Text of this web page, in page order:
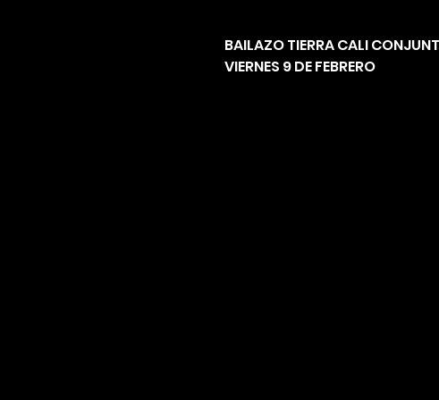
BAILAZO TIERRA CALI
VIERNES 9 DE FEBRERO